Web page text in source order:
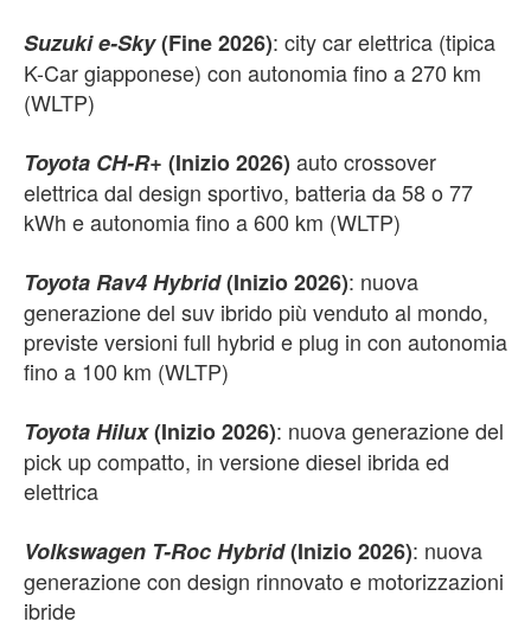
Suzuki e-Sky(Fine 2026): city car elettrica (tipica
K-Car giapponese) con autonomia fino a 270 km
(WLTP)
Toyota CH-R+ (Inizio 2026) auto crossover
elettrica dal design sportivo, batteria da 58 o 77
kWh e autonomia fino a 600 km (WLTP)
Toyota Rav4 Hybrid(Inizio 2026): nuova
generazione del suv ibrido più venduto al mondo,
previste versioni full hybrid e plug in con autonomia
fino a 100 km (WLTP)
Toyota Hilux(Inizio 2026): nuova generazione del
pick up compatto, in versione diesel ibrida ed
elettrica
Volkswagen T-Roc Hybrid(Inizio 2026): nuova
generazione con design rinnovato e motorizzazioni
ibride